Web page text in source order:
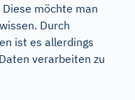
möchte man
Durch
ist es allerdings
verarbeiten zu